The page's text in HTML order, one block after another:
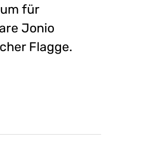
für
Jonio
Flagge.